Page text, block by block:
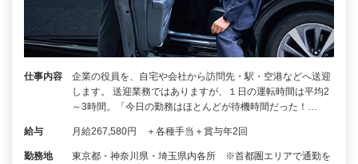
仕事内容
企業の役員を、自宅や会社から訪問先・駅・空港などへ送迎
します。 送迎業務ではありますが、１日の運転時間は平均2
～3時間。「今日の勤務はほとんどが待機時間だった！…
給与 月給267,580円 ＋各種手当＋賞与年2回
勤務地
東京都・神奈川県・埼玉県内各所 ※首都圏エリアで通勤を